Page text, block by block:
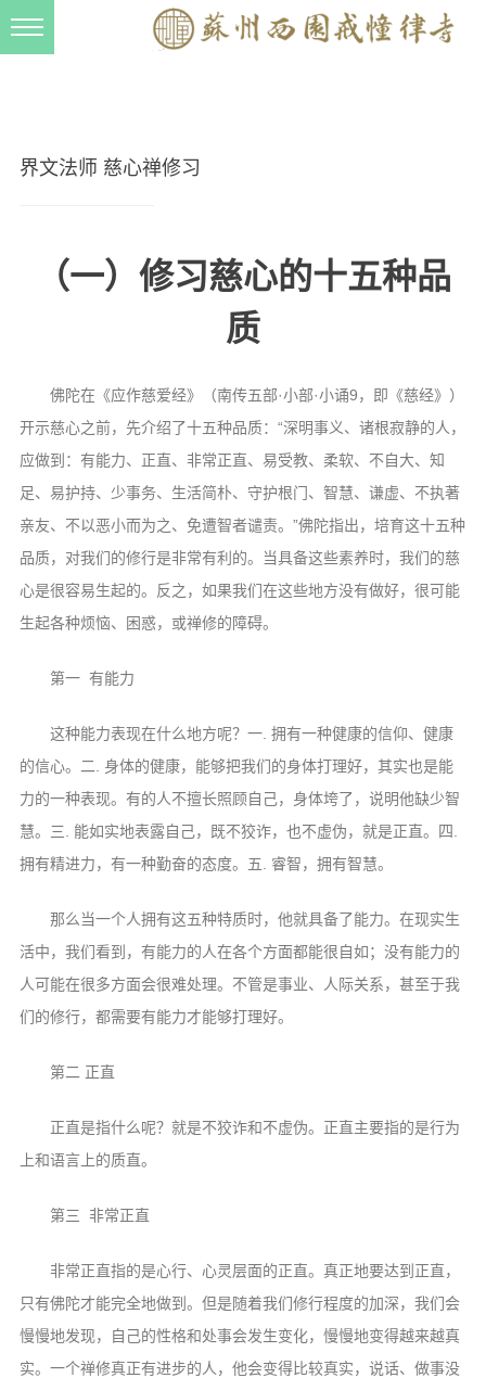
寺院管理
道风建设
音频视频
弘法书籍
助印功德
弘法活动
义工家园
观世音热线
菩提静修营
学报论集
信息公告
戒幢论坛
寺院巡览
界文法师 慈心禅修习
（一）修习慈心的十五种品
质
佛陀在《应作慈爱经》（南传五部·小部·小诵9，即《慈经》）
开示慈心之前，先介绍了十五种品质：“深明事义、诸根寂静的人，
应做到：有能力、正直、非常正直、易受教、柔软、不自大、知
足、易护持、少事务、生活简朴、守护根门、智慧、谦虚、不执著
亲友、不以恶小而为之、免遭智者谴责。”佛陀指出，培育这十五种
品质，对我们的修行是非常有利的。当具备这些素养时，我们的慈
心是很容易生起的。反之，如果我们在这些地方没有做好，很可能
生起各种烦恼、困惑，或禅修的障碍。
第一 有能力
这种能力表现在什么地方呢？一. 拥有一种健康的信仰、健康
的信心。二. 身体的健康，能够把我们的身体打理好，其实也是能
力的一种表现。有的人不擅长照顾自己，身体垮了，说明他缺少智
慧。三. 能如实地表露自己，既不狡诈，也不虚伪，就是正直。四.
拥有精进力，有一种勤奋的态度。五. 睿智，拥有智慧。
那么当一个人拥有这五种特质时，他就具备了能力。在现实生
活中，我们看到，有能力的人在各个方面都能很自如；没有能力的
人可能在很多方面会很难处理。不管是事业、人际关系，甚至于我
们的修行，都需要有能力才能够打理好。
第二 正直
正直是指什么呢？就是不狡诈和不虚伪。正直主要指的是行为
上和语言上的质直。
第三 非常正直
非常正直指的是心行、心灵层面的正直。真正地要达到正直，
只有佛陀才能完全地做到。但是随着我们修行程度的加深，我们会
慢慢地发现，自己的性格和处事会发生变化，慢慢地变得越来越真
实。一个禅修真正有进步的人，他会变得比较真实，说话、做事没